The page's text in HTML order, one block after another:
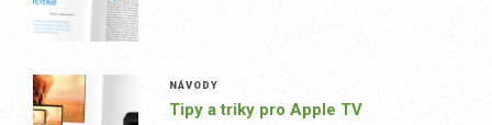
NÁVODY
Tipy a triky pro Apple TV